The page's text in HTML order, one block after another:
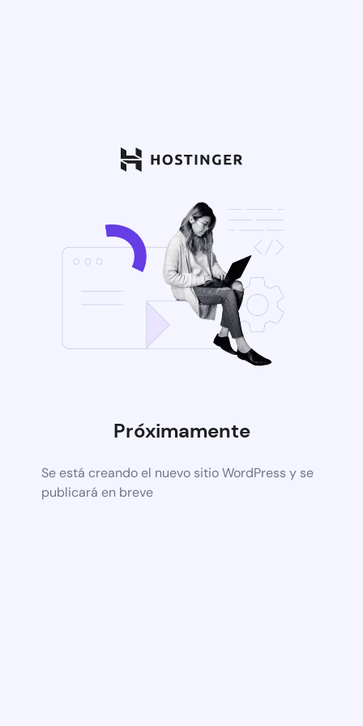
Próximamente
Se está creando el nuevo sitio WordPress y se
publicará en breve